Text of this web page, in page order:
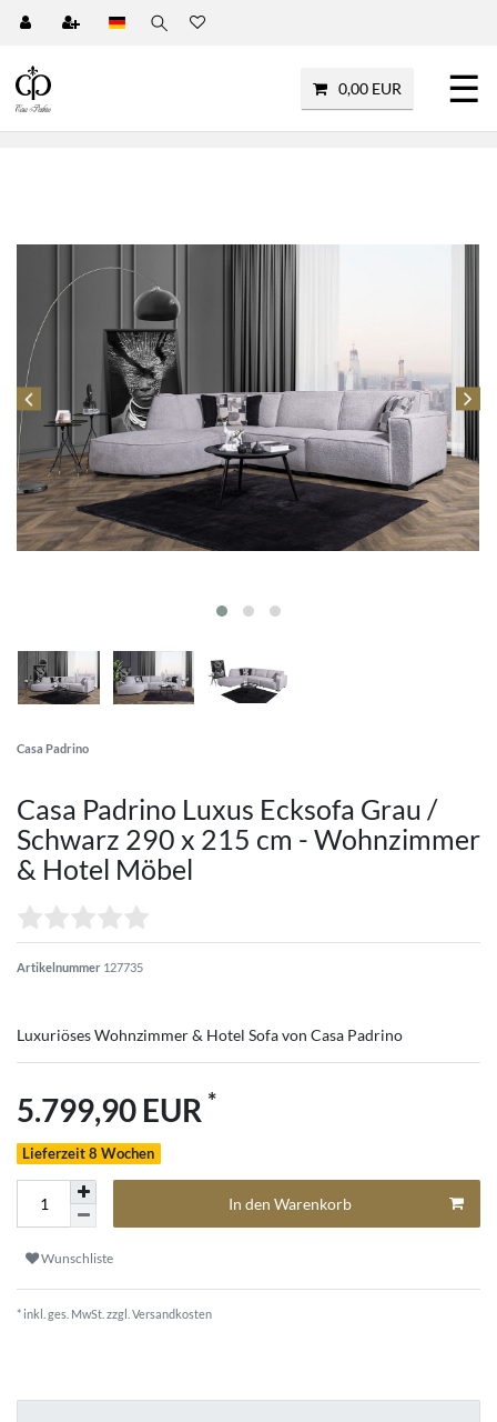
0,00 EUR ☰
Casa Padrino
Casa Padrino Luxus Ecksofa Grau /
Schwarz 290 x 215 cm - Wohnzimmer
& Hotel Möbel
Artikelnummer 127735
Luxuriöses Wohnzimmer & Hotel Sofa von Casa Padrino
5.799,90 EUR *
Lieferzeit 8 Wochen
In den Warenkorb
Wunschliste
* inkl. ges. MwSt. zzgl. Versandkosten